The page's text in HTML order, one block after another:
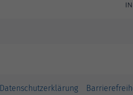
Datenschutzerklärung